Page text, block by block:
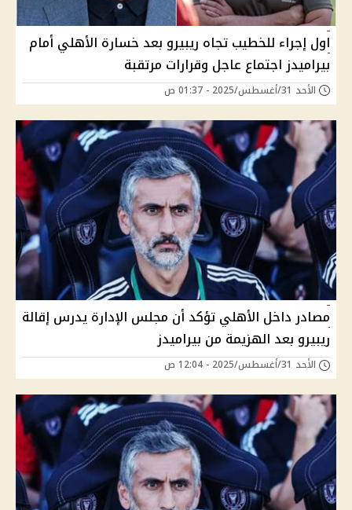
اول إجراء للخطيب تجاه ريبيرو بعد خسارة الأهلي أمام
بيراميدز اجتماع عاجل وقرارات مرتقبة
الأحد 31/أغسطس/2025 - 01:37 ص
مصادر داخل الأهلي تؤكد أن مجلس الإدارة يدرس إقالة
ريبيرو بعد الهزيمة من بيراميدز
الأحد 31/أغسطس/2025 - 12:04 ص